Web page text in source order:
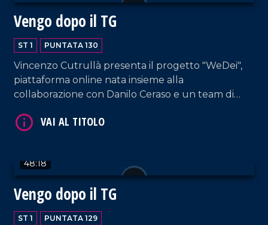
Vengo dopo il TG
ST 1 PUNTATA 130
Vincenzo Cutrullà presenta il progetto "WeDei",
piattaforma online nata insieme alla
collaborazione con Danilo Ceraso e un team di
48:18
Vengo dopo il TG
ST 1 PUNTATA 129
VAI AL TITOLO
VAI AL TITOLO